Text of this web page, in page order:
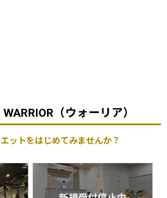
（ウォーリア）
ットをはじめてみませんか？